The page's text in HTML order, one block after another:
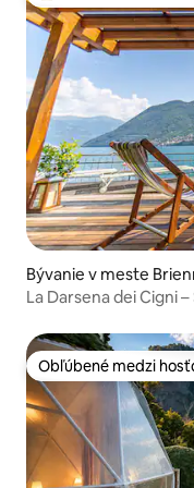
Bývanie v meste
La Darsena dei Cigni
Obľúbené medzi
Obľúbené medzi